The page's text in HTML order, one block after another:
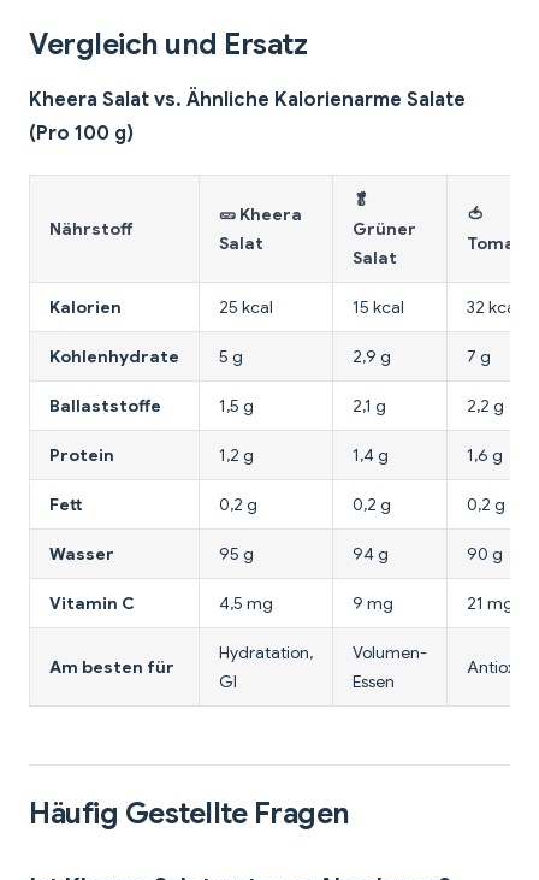
Vergleich und Ersatz
Kheera Salat vs. Ähnliche Kalorienarme Salate
(Pro 100 g)
Nährstoff
🥒 Kheera
Salat
🥬
Grüner
Salat
🍅
Kalorien 25 kcal 15 kcal 32 kcal
Kohlenhydrate 5 g 2,9 g 7 g
Ballaststoffe 1,5 g 2,1 g 2,2 g
Protein 1,2 g 1,4 g 1,6 g
Fett 0,2 g 0,2 g 0,2 g
Wasser 95 g 94 g 90 g
Vitamin C 4,5 mg 9 mg 21 mg
Am besten für
Hydratation,
GI
Volumen-
Essen
Häufig Gestellte Fragen